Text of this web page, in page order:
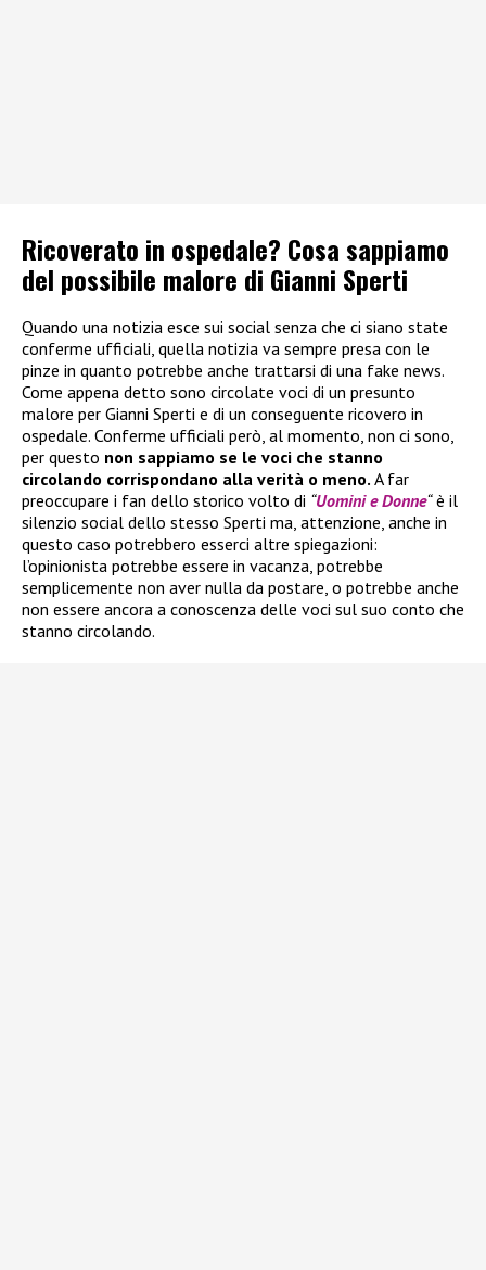
Ricoverato in ospedale? Cosa sappiamo
del possibile malore di Gianni Sperti
Quando una notizia esce sui social senza che ci siano state
conferme ufficiali, quella notizia va sempre presa con le
pinze in quanto potrebbe anche trattarsi di una fake news.
Come appena detto sono circolate voci di un presunto
malore per Gianni Sperti e di un conseguente ricovero in
ospedale. Conferme ufficiali però, al momento, non ci sono,
per questo non sappiamo se le voci che stanno
circolando corrispondano alla verità o meno. A far
preoccupare i fan dello storico volto di “Uomini e Donne“è il
silenzio social dello stesso Sperti ma, attenzione, anche in
questo caso potrebbero esserci altre spiegazioni:
l’opinionista potrebbe essere in vacanza, potrebbe
semplicemente non aver nulla da postare, o potrebbe anche
non essere ancora a conoscenza delle voci sul suo conto che
stanno circolando.